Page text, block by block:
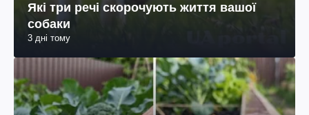
Які три речі скорочують життя вашої
собаки
3 дні тому